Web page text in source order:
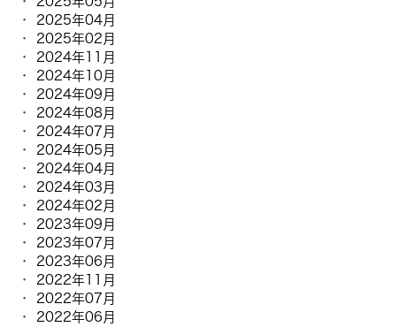
2025年04月
2025年02月
2024年11月
2024年10月
2024年09月
2024年08月
2024年07月
2024年05月
2024年04月
2024年03月
2024年02月
2023年09月
2023年07月
2023年06月
2022年11月
2022年07月
2022年06月